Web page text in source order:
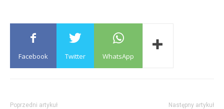
Facebook Twitter WhatsApp
Poprzedni artykuł Następny artykuł